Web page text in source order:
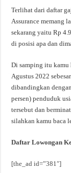
Terlihat dari daftar
Assurance memang
sekarang yaitu Rp
di posisi apa dan
Di samping itu kamu
Agustus 2022
dibandingkan
persen) penduduk
tersebut dan
silahkan kamu baca
Daftar Lowongan
[the_ad id=”381″]